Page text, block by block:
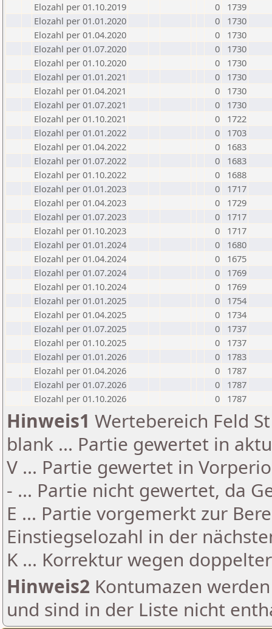
Elozahl per 01.10.2019
0
1739
Elozahl per 01.01.2020
0
1730
Elozahl per 01.04.2020
0
1730
Elozahl per 01.07.2020
0
1730
Elozahl per 01.10.2020
0
1730
Elozahl per 01.01.2021
0
1730
Elozahl per 01.04.2021
0
1730
Elozahl per 01.07.2021
0
1730
Elozahl per 01.10.2021
0
1722
Elozahl per 01.01.2022
0
1703
Elozahl per 01.04.2022
0
1683
Elozahl per 01.07.2022
0
1683
Elozahl per 01.10.2022
0
1688
Elozahl per 01.01.2023
0
1717
Elozahl per 01.04.2023
0
1729
Elozahl per 01.07.2023
0
1717
Elozahl per 01.10.2023
0
1717
Elozahl per 01.01.2024
0
1680
Elozahl per 01.04.2024
0
1675
Elozahl per 01.07.2024
0
1769
Elozahl per 01.10.2024
0
1769
Elozahl per 01.01.2025
0
1754
Elozahl per 01.04.2025
0
1734
Elozahl per 01.07.2025
0
1737
Elozahl per 01.10.2025
0
1737
Elozahl per 01.01.2026
0
1783
Elozahl per 01.04.2026
0
1787
Elozahl per 01.07.2026
0
1787
Elozahl per 01.10.2026
0 1787
Hinweis1 Wertebereich Feld
blank ... Partie gewertet in
V ... Partie gewertet in
- ... Partie nicht gewertet, da
E ... Partie vorgemerkt zur
Einstiegselozahl in der
K ... Korrektur wegen
Hinweis2 Kontumazen
und sind in der Liste nicht